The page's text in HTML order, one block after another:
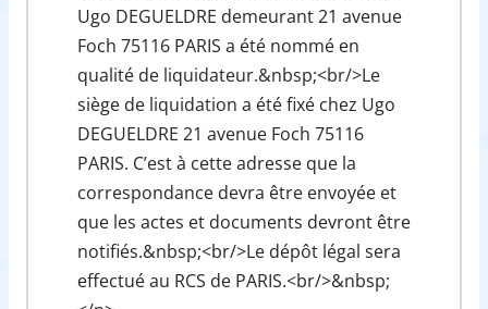
Ugo DEGUELDRE demeurant 21 avenue
Foch 75116 PARIS a été nommé en
qualité de liquidateur.&nbsp;<br/>Le
siège de liquidation a été fixé chez Ugo
DEGUELDRE 21 avenue Foch 75116
PARIS. C’est à cette adresse que la
correspondance devra être envoyée et
que les actes et documents devront être
notifiés.&nbsp;<br/>Le dépôt légal sera
effectué au RCS de PARIS.<br/>&nbsp;